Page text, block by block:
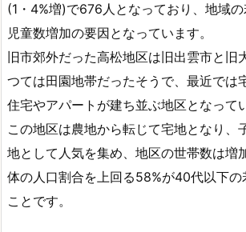
(1・4%増)で676人となっており、 地域
児童数増加の要因となっています。
旧市郊外だった高松地区は旧出雲市と旧
つては田園地帯だったそうで、最近では
住宅やアパートが建ち並ぶ地区となって
この地区は農地から転じて宅地となり、
地として人気を集め、地区の世帯数は増
体の人口割合を上回る58%が40代以下の
ことです。